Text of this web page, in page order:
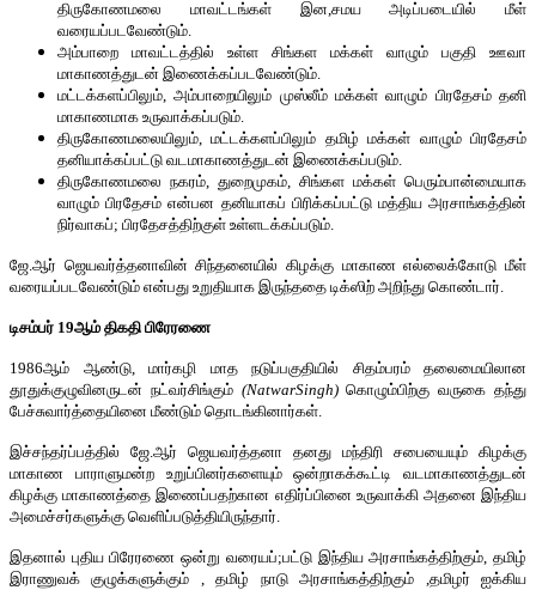
திருகோணமலை மாவட்டங்கள் இன,சமய அடிப்படையில் மீள்
வரையப்படவேண்டும்.
அம்பாறை மாவட்டத்தில் உள்ள சிங்கள மக்கள் வாழும் பகுதி ஊவா
மாகாணத்துடன் இணைக்கப்படவேண்டும்.
மட்டக்களப்பிலும், அம்பாறையிலும் முஸ்லீம் மக்கள் வாழும் பிரதேசம் தனி
மாகாணமாக உருவாக்கப்படும்.
திருகோணமலையிலும், மட்டக்களப்பிலும் தமிழ் மக்கள் வாழும் பிரதேசம்
தனியாக்கப்பட்டு வடமாகாணத்துடன் இணைக்கப்படும்.
திருகோணமலை நகரம், துறைமுகம், சிங்கள மக்கள் பெரும்பான்மையாக
வாழும் பிரதேசம் என்பன தனியாகப் பிரிக்கப்பட்டு மத்திய அரசாங்கத்தின்
நிர்வாகப்; பிரதேசத்திற்குள் உள்ளடக்கப்படும்.
ஜே.ஆர் ஜெயவர்த்தனாவின் சிந்தனையில் கிழக்கு மாகாண எல்லைக்கோடு மீள்
வரையப்படவேண்டும் என்பது உறுதியாக இருந்ததை டிக்ஸிற் அறிந்து கொண்டார்.
டிசம்பர் 19ஆம் திகதி பிரேரணை
1986ஆம் ஆண்டு, மார்கழி மாத நடுப்பகுதியில் சிதம்பரம் தலைமையிலான
தூதுக்குழுவினருடன் நட்வர்சிங்கும் (NatwarSingh)கொழும்பிற்கு வருகை தந்து
பேச்சுவார்த்தையினை மீண்டும் தொடங்கினார்கள்.
இச்சந்தர்ப்பத்தில் ஜே.ஆர் ஜெயவர்த்தனா தனது மந்திரி சபையையும் கிழக்கு
மாகாண பாராளுமன்ற உறுப்பினர்களையும் ஒன்றாகக்கூட்டி வடமாகாணத்துடன்
கிழக்கு மாகாணத்தை இணைப்பதற்கான எதிர்ப்பினை உருவாக்கி அதனை இந்திய
அமைச்சர்களுக்கு வெளிப்படுத்தியிருந்தார்.
இதனால் புதிய பிரேரணை ஒன்று வரையப்;பட்டு இந்திய அரசாங்கத்திற்கும், தமிழ்
இராணுவக் குழுக்களுக்கும் , தமிழ் நாடு அரசாங்கத்திற்கும் ,தமிழர் ஐக்கிய